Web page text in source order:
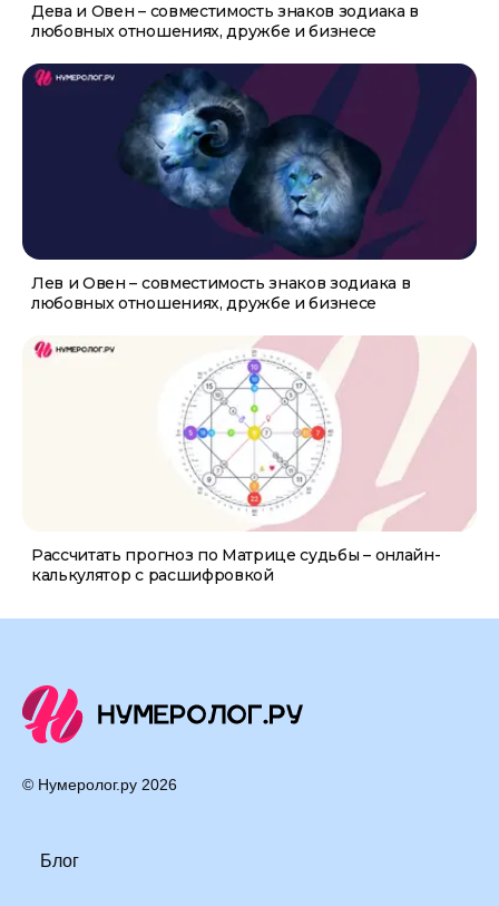
Дева и Овен – совместимость знаков зодиака в
любовных отношениях, дружбе и бизнесе
Лев и Овен – совместимость знаков зодиака в
любовных отношениях, дружбе и бизнесе
Рассчитать прогноз по Матрице судьбы – онлайн-
калькулятор с расшифровкой
© Нумеролог.ру 2026
Блог